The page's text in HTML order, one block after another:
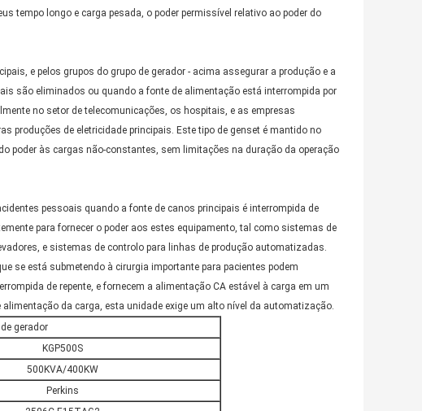
tempo longo e carga pesada, o poder permissível relativo ao poder do
e pelos grupos do grupo de gerador - acima assegurar a produção e a
são eliminados ou quando a fonte de alimentação está interrompida por
no setor de telecomunicações, os hospitais, e as empresas
produções de eletricidade principais. Este tipo de genset é mantido no
poder às cargas não-constantes, sem limitações na duração da operação
pessoais quando a fonte de canos principais é interrompida de
para fornecer o poder aos estes equipamento, tal como sistemas de
e sistemas de controlo para linhas de produção automatizadas.
se está submetendo à cirurgia importante para pacientes podem
de repente, e fornecem a alimentação CA estável à carga em um
da carga, esta unidade exige um alto nível da automatização.
gerador
KGP500S
500KVA/400KW
Perkins